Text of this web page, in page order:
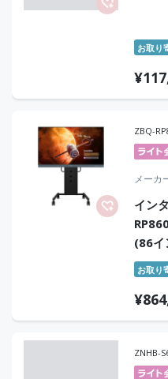
お取り
¥
ZBQ-
メーカ
イン
(86イ
付き/
子黒
イ)
お取り
¥
ZNHB-